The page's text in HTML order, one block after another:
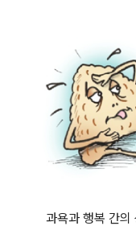
과욕과 행복 간